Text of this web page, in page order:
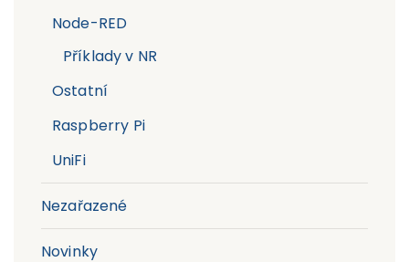
Node-RED
Příklady v NR
Ostatní
Raspberry Pi
UniFi
Nezařazené
Novinky